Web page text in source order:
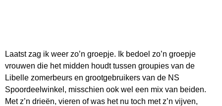
Laatst zag ik weer zo’n groepje. Ik bedoel zo’n groepje
vrouwen die het midden houdt tussen groupies van de
Libelle zomerbeurs en grootgebruikers van de NS
Spoordeelwinkel, misschien ook wel een mix van beiden.
Met z’n drieën, vieren of was het nu toch met z’n vijven,